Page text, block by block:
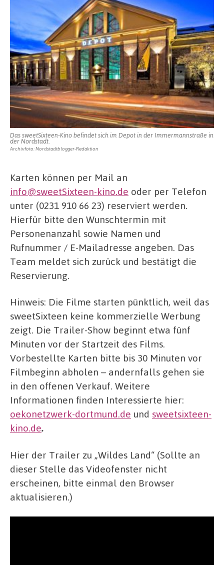
Das sweetSixteen-Kino befindet sich im Depot in der Immermannstraße in
der Nordstadt.
Archivfoto: Nordstadtblogger-Redaktion
Karten können per Mail an
info@sweetSixteen-kino.de oder per Telefon
unter (0231 910 66 23) reserviert werden.
Hierfür bitte den Wunschtermin mit
Personenanzahl sowie Namen und
Rufnummer / E-Mailadresse angeben. Das
Team meldet sich zurück und bestätigt die
Reservierung.
Hinweis: Die Filme starten pünktlich, weil das
sweetSixteen keine kommerzielle Werbung
zeigt. Die Trailer-Show beginnt etwa fünf
Minuten vor der Startzeit des Films.
Vorbestellte Karten bitte bis 30 Minuten vor
Filmbeginn abholen – andernfalls gehen sie
in den offenen Verkauf. Weitere
Informationen finden Interessierte hier:
oekonetzwerk-dortmund.de und sweetsixteen-
kino.de.
Hier der Trailer zu „Wildes Land“ (Sollte an
dieser Stelle das Videofenster nicht
erscheinen, bitte einmal den Browser
aktualisieren.)